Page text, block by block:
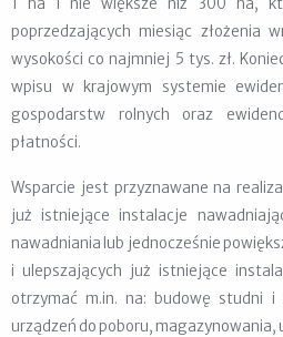
1 ha i nie większe niż 300 ha,
poprzedzających miesiąc złożenia
wysokości co najmniej 5 tys. zł.
wpisu w krajowym systemie
gospodarstw rolnych oraz
płatności.
Wsparcie jest przyznawane na
już istniejące instalacje
nawadniania lub jednocześnie
i ulepszających już istniejące
otrzymać m.in. na: budowę studni i
urządzeń do poboru,